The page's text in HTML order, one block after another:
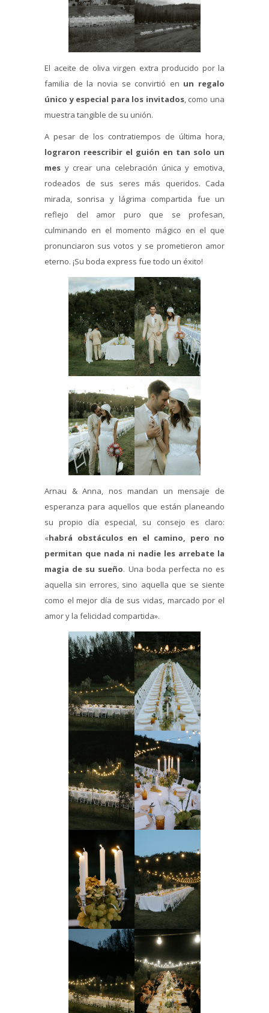
El aceite de oliva virgen extra producido por la
familia de la novia se convirtió en un regalo
único y especial para los invitados, como una
muestra tangible de su unión.
A pesar de los contratiempos de última hora,
lograron reescribir el guión en tan solo un
mes y crear una celebración única y emotiva,
rodeados de sus seres más queridos. Cada
mirada, sonrisa y lágrima compartida fue un
reflejo del amor puro que se profesan,
culminando en el momento mágico en el que
pronunciaron sus votos y se prometieron amor
eterno. ¡Su boda express fue todo un éxito!
Arnau & Anna, nos mandan un mensaje de
esperanza para aquellos que están planeando
su propio día especial, su consejo es claro:
«habrá obstáculos en el camino, pero no
permitan que nada ni nadie les arrebate la
magia de su sueño. Una boda perfecta no es
aquella sin errores, sino aquella que se siente
como el mejor día de sus vidas, marcado por el
amor y la felicidad compartida».